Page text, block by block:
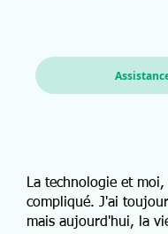
La technologie et moi,
compliqué. J'ai
mais aujourd'hui, la